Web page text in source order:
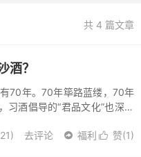
共 4 篇文章
酒？
70年。70年筚路蓝缕，70年
酒倡导的“君品文化”也深入
 赞(1)
去评论  福利